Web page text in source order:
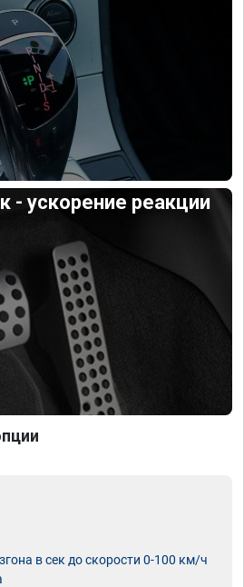
- ускорение реакции
в сек до скорости 0-100 км/ч